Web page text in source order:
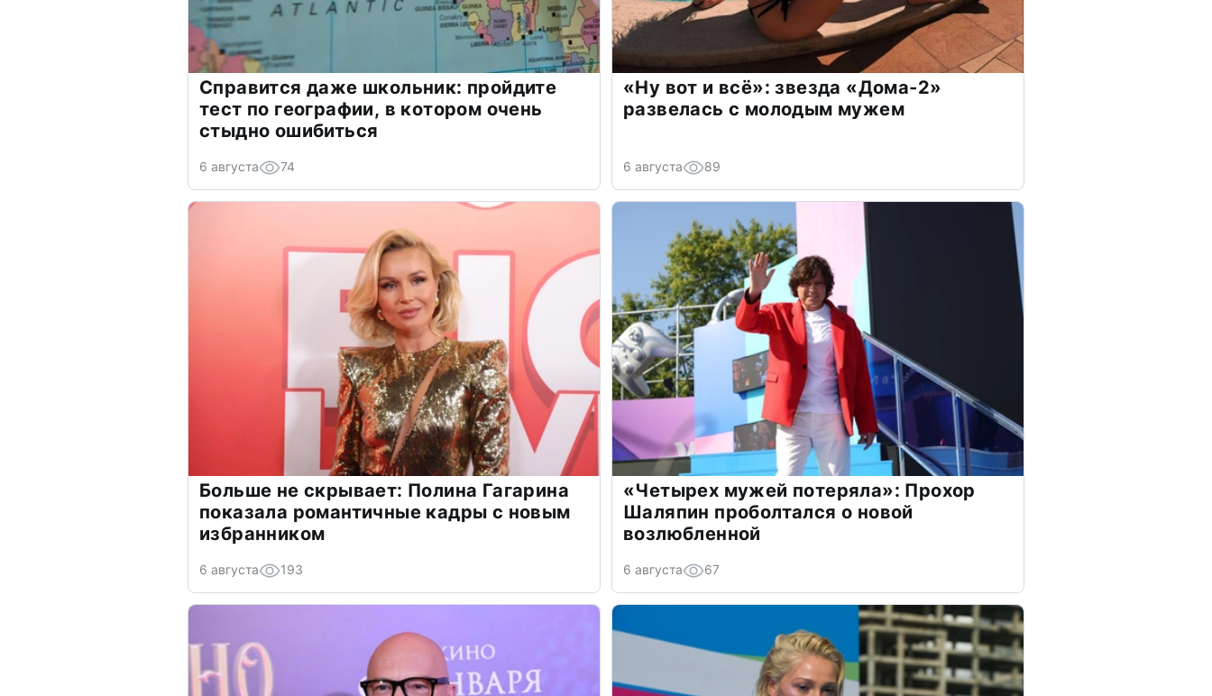
Справится даже школьник: пройдите
тест по географии, в котором очень
стыдно ошибиться
6 августа 74
«Ну вот и всё»: звезда «Дома-2»
развелась с молодым мужем
6 августа 89
Больше не скрывает: Полина Гагарина
показала романтичные кадры с новым
избранником
6 августа 193
«Четырех мужей потеряла»: Прохор
Шаляпин проболтался о новой
возлюбленной
6 августа 67